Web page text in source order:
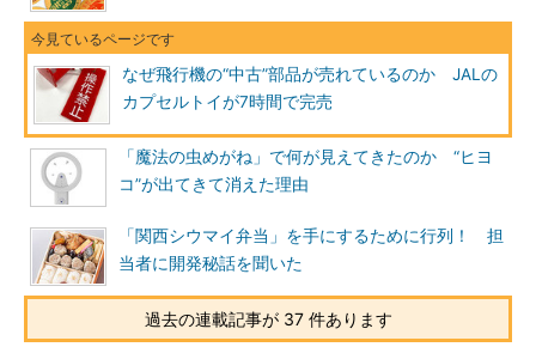
なぜ飛行機の“中古”部品が売れているのか JALの
カプセルトイが7時間で完売
「魔法の虫めがね」で何が見えてきたのか “ヒヨ
コ”が出てきて消えた理由
「関西シウマイ弁当」を手にするために行列！ 担
当者に開発秘話を聞いた
過去の連載記事が 37 件あります